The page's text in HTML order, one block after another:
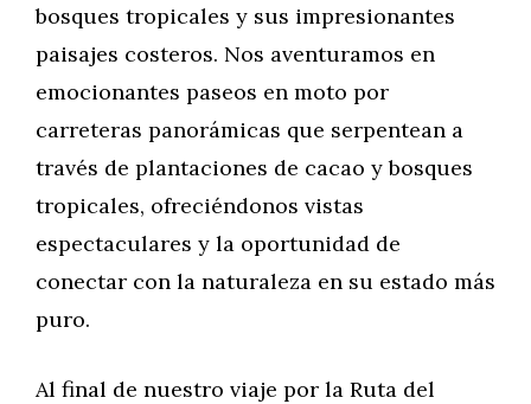
bosques tropicales y sus impresionantes
paisajes costeros. Nos aventuramos en
emocionantes paseos en moto por
carreteras panorámicas que serpentean a
través de plantaciones de cacao y bosques
tropicales, ofreciéndonos vistas
espectaculares y la oportunidad de
conectar con la naturaleza en su estado más
puro.
Al final de nuestro viaje por la Ruta del